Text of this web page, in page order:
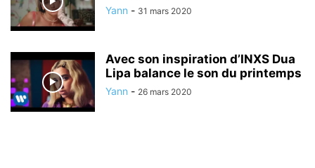
Yann - 31 mars 2020
Avec son inspiration d’INXS Dua
Lipa balance le son du printemps
Yann - 26 mars 2020